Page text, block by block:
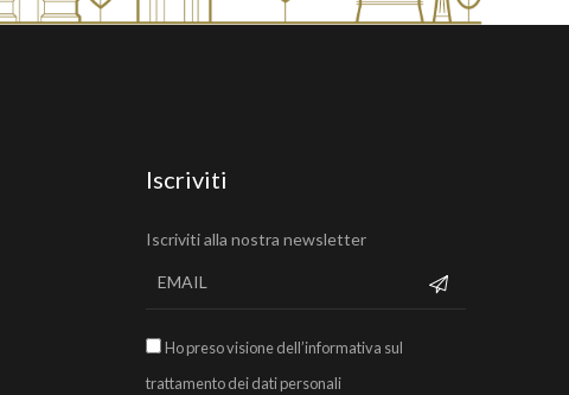
Iscriviti
Iscriviti alla nostra newsletter
Ho preso visione dell’informativa sul
trattamento dei dati personali